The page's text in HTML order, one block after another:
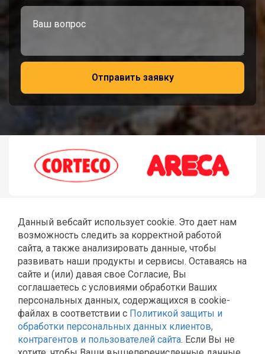
Данный вебсайт использует cookie. Это дает нам
возможность следить за корректной работой
сайта, а также анализировать данные, чтобы
развивать наши продукты и сервисы. Оставаясь на
сайте и (или) давая свое Согласие, Вы
соглашаетесь с условиями обработки Ваших
персональных данных, содержащихся в cookie-
файлах в соответствии с Политикой защиты и
обработки персональных данных клиентов,
контрагентов и пользователей сайта. Если Вы не
Отправить заявку
ГЛАВНАЯРЕМОНТ JCB ШЛАНГИ РВДСТЕКЛА JCB
КАТАЛОГ КОНТАКТЫ
Политика Общества с ограниченной ответственностью
«Эльторг» в отношении обработки персональных
данных